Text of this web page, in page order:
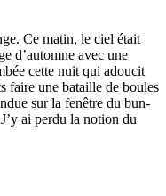
Ce matin, le ciel était
d’automne avec une
cette nuit qui adou­cit
faire une bataille de boules
sur la fenê­­tre du bun­­
ai perdu la notion du